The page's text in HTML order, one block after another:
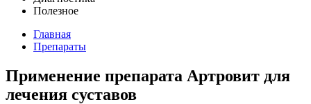
Полезное
Главная
Препараты
Применение препарата Артровит для
лечения суставов